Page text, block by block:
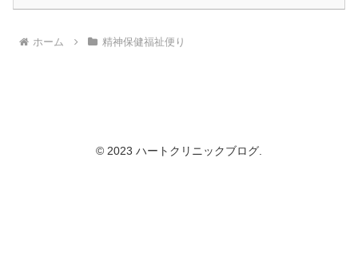
ホーム 精神保健福祉便り
© 2023 ハートクリニックブログ.